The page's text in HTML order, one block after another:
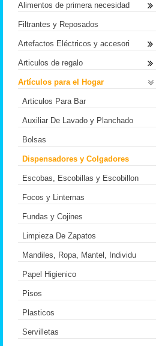
Alimentos de primera necesidad
Filtrantes y Reposados
Artefactos Eléctricos y accesori
Articulos de regalo
Artículos para el Hogar
Articulos Para Bar
Auxiliar De Lavado y Planchado
Bolsas
Dispensadores y Colgadores
Escobas, Escobillas y Escobillon
Focos y Linternas
Fundas y Cojines
Limpieza De Zapatos
Mandiles, Ropa, Mantel, Individu
Papel Higienico
Pisos
Plasticos
Servilletas